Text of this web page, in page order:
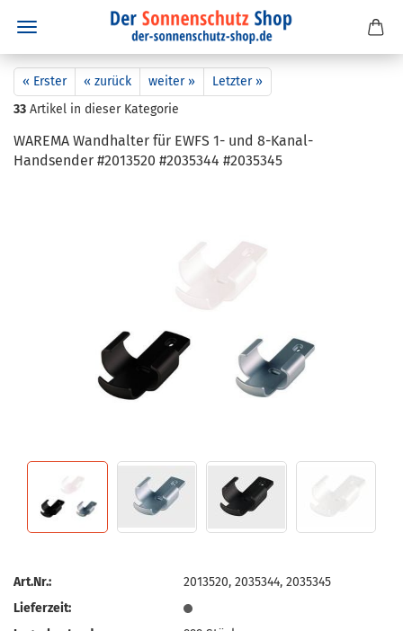
« Erster « zurück weiter »
Letzter »
33 Artikel in dieser Kategorie
WA­RE­MA Wand­hal­ter für EWFS 1- und 8-​Kanal-
Handsender #2013520 #2035344 #2035345
Art.Nr.:
2013520, 2035344, 2035345
Lieferzeit: